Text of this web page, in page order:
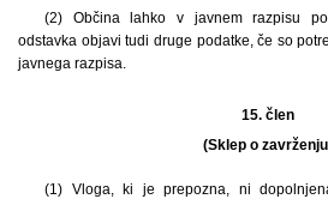
(2) Občina lahko v javnem razpisu
odstavka objavi tudi druge podatke, če so
javnega razpisa.
15. člen
(Sklep o
(1) Vloga, ki je prepozna, ni